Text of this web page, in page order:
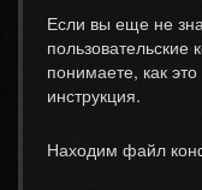
Если вы еще не
понимаете, как
инструкция.
Находим файл